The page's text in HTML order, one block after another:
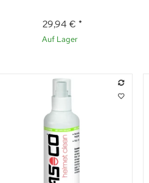
29,94 € *
Auf Lager